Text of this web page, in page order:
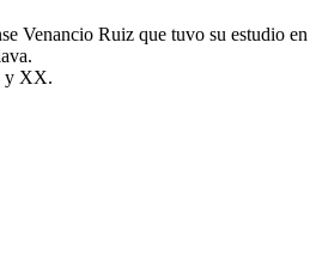
Venancio Ruiz que tuvo su estudio
y XX.